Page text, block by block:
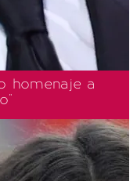
homenaje a